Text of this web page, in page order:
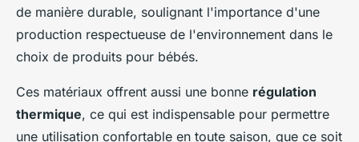
de manière durable, soulignant l'importance d'une
production respectueuse de l'environnement dans le
choix de produits pour bébés.
Ces matériaux offrent aussi une bonne régulation
thermique, ce qui est indispensable pour permettre
une utilisation confortable en toute saison, que ce soit